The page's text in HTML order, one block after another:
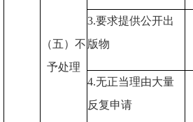
（五）不
予处理
3.要求提供公开出
版物
4.无正当理由大量
反复申请